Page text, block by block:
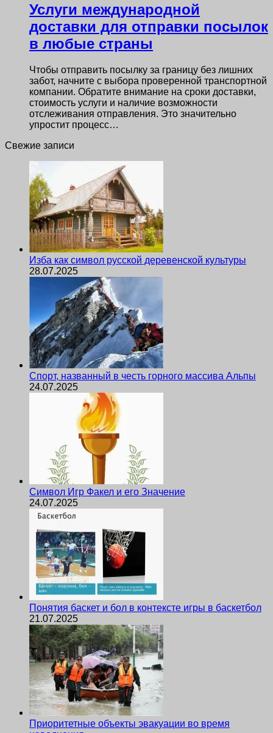
Услуги международной
доставки для отправки посылок
в любые страны
Чтобы отправить посылку за границу без лишних
забот, начните с выбора проверенной транспортной
компании. Обратите внимание на сроки доставки,
стоимость услуги и наличие возможности
отслеживания отправления. Это значительно
упростит процесс…
Свежие записи
Изба как символ русской деревенской культуры
28.07.2025
Спорт, названный в честь горного массива Альпы
24.07.2025
Символ Игр Факел и его Значение
24.07.2025
Понятия баскет и бол в контексте игры в баскетбол
21.07.2025
Приоритетные объекты эвакуации во время